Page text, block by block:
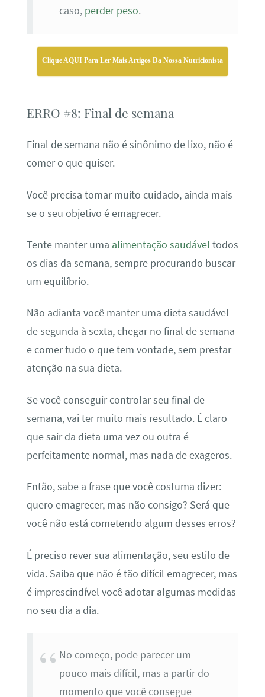
caso, perder peso.
Clique AQUI Para Ler Mais Artigos Da Nossa Nutricionista
ERRO #8: Final de semana
Final de semana não é sinônimo de lixo, não é
comer o que quiser.
Você precisa tomar muito cuidado, ainda mais
se o seu objetivo é emagrecer.
Tente manter uma alimentação saudável todos
os dias da semana, sempre procurando buscar
um equilíbrio.
Não adianta você manter uma dieta saudável
de segunda à sexta, chegar no final de semana
e comer tudo o que tem vontade, sem prestar
atenção na sua dieta.
Se você conseguir controlar seu final de
semana, vai ter muito mais resultado. É claro
que sair da dieta uma vez ou outra é
perfeitamente normal, mas nada de exageros.
Então, sabe a frase que você costuma dizer:
quero emagrecer, mas não consigo? Será que
você não está cometendo algum desses erros?
É preciso rever sua alimentação, seu estilo de
vida. Saiba que não é tão difícil emagrecer, mas
é imprescindível você adotar algumas medidas
no seu dia a dia.
No começo, pode parecer um
pouco mais difícil, mas a partir do
momento que você consegue